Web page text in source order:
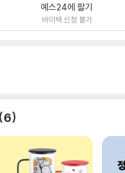
예스24에 팔기
바이백 신청 불가
6